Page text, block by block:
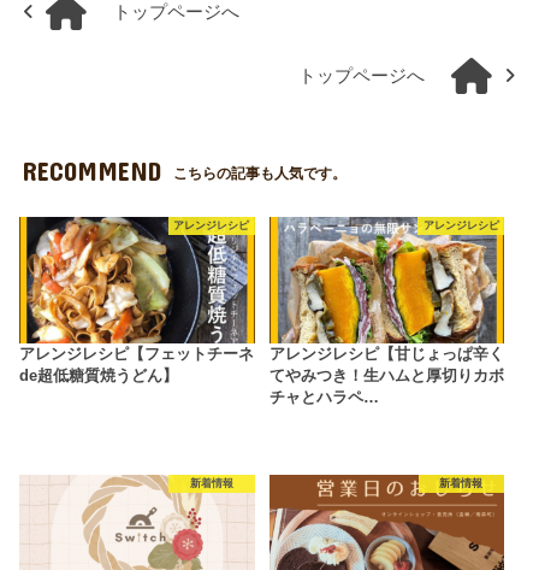
トップページへ
トップページへ
RECOMMEND こちらの記事も人気です。
アレンジレシピ
アレンジレシピ【フェットチーネ
de超低糖質焼うどん】
アレンジレシピ
アレンジレシピ【甘じょっぱ辛く
てやみつき！生ハムと厚切りカボ
チャとハラペ…
新着情報 新着情報